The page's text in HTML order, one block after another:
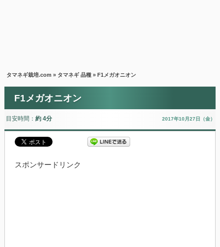
タマネギ栽培.com » タマネギ 品種 » F1メガオニオン
F1メガオニオン
目安時間： 約 4分 2017年10月27日（金）
スポンサードリンク